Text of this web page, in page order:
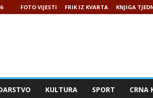
FOTO VIJESTI FRIK IZ KVARTA KNJIGA
KULTURA SPORT CRNA